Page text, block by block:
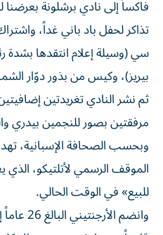
فاكساً إلى نادي برشلونة بعرضنا
تذاكر لحفل باد باني غداً،
سي (وسيلة إعلام انتقدها بشدة
بيريز)، وكيس من بذور دوّار
ثم نشر النادي تغريدتين
مرفقتين بصور للنجمين بيدري
وبحسب الصحافة الإسبانية،
الموقف الرسمي لأتلتيكو، الذي
للبيع» في الوقت الحالي.